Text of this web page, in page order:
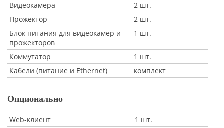
Видеокамера
2 шт.
Прожектор
2 шт.
Блок питания для видеокамер и
прожекторов
1 шт.
Коммутатор
1 шт.
Кабели (питание и Ethernet)
комплект
Опционально
Web-клиент
1 шт.